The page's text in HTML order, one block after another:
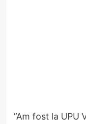
”Am fost la UPU